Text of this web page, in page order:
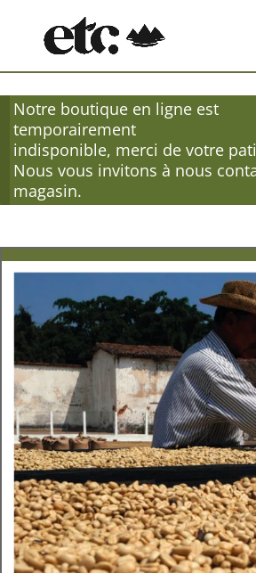
Notre boutique en ligne est
temporairement
indisponible, merci de votre
Nous vous invitons à nous
magasin.